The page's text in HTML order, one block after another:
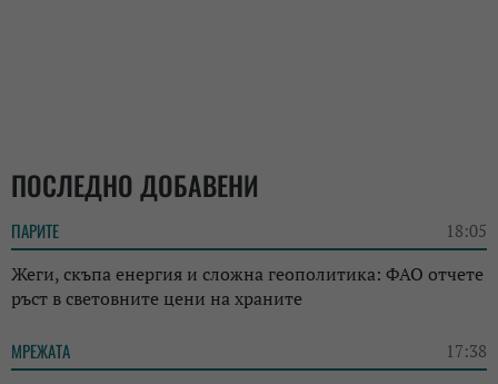
ПОСЛЕДНО ДОБАВЕНИ
ПАРИТЕ 18:05
Жеги, скъпа енергия и сложна геополитика: ФАО отчете
ръст в световните цени на храните
МРЕЖАТА 17:38